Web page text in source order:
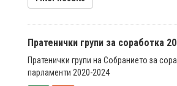
Пратенички групи за соработка
Пратенички групи на Собранието за
парламенти 2020-2024